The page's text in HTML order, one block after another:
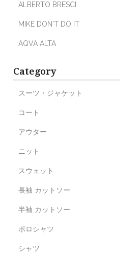
ALBERTO BRESCI
MIKE DON'T DO IT
AQVA ALTA
Category
スーツ・ジャケット
コート
アウター
ニット
スウェット
長袖 カットソー
半袖 カットソー
ポロシャツ
シャツ